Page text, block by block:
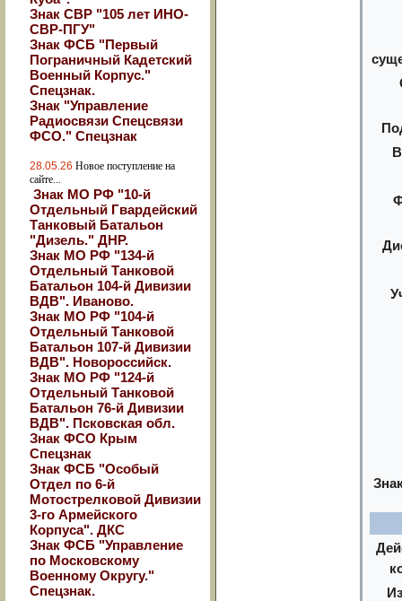
Знак СВР "105 лет ИНО-
СВР-ПГУ"
Знак ФСБ "Первый
Пограничный Кадетский
Военный Корпус."
Спецзнак.
Знак "Управление
Радиосвязи Спецсвязи
ФСО." Спецзнак
28.05.26 Новое поступление на
сайте...
Знак МО РФ "10-й
Отдельный Гвардейский
Танковый Батальон
"Дизель." ДНР.
Знак МО РФ "134-й
Отдельный Танковой
Батальон 104-й Дивизии
ВДВ". Иваново.
Знак МО РФ "104-й
Отдельный Танковой
Батальон 107-й Дивизии
ВДВ". Новороссийск.
Знак МО РФ "124-й
Отдельный Танковой
Батальон 76-й Дивизии
ВДВ". Псковская обл.
Знак ФСО Крым
Спецзнак
Знак ФСБ "Особый
Отдел по 6-й
Мотострелковой Дивизии
3-го Армейского
Корпуса". ДКС
Знак ФСБ "Управление
по Московскому
Военному Округу."
Спецзнак.